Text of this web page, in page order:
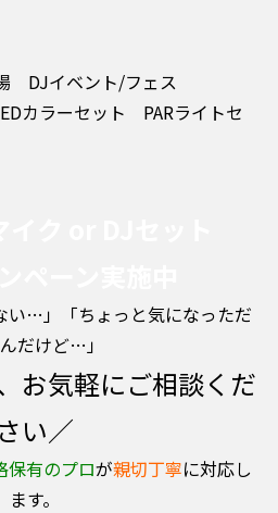
DJイベント/フェス
カラーセット PARライトセ
い…」「ちょっと気になっただ
だけど…」
お気軽にご相談くだ
さい／
保有のプロが親切丁寧に対応し
ます。